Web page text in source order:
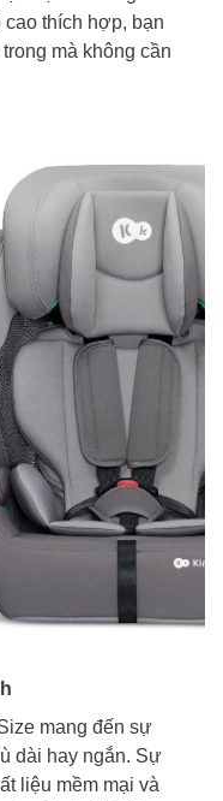
thích hợp, bạn
mà không cần
mang đến sự
dài hay ngắn. Sự
liệu mềm mại và